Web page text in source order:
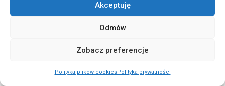
Akceptuję
Odmów
Zobacz preferencje
Polityka plików cookiesPolityka prywatności